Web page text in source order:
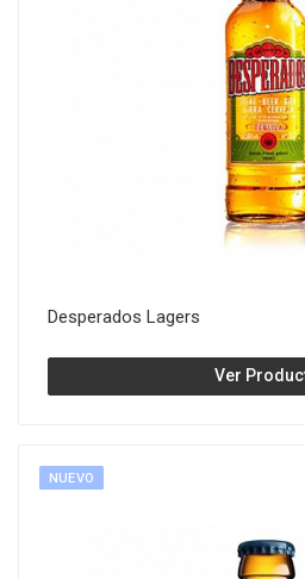
Desperados Lagers
Ver
NUEVO